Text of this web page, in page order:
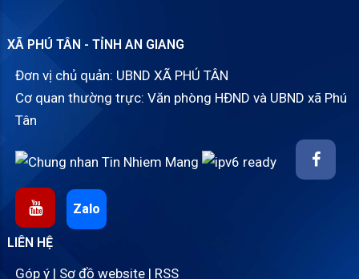
XÃ PHÚ TÂN - TỈNH AN GIANG
Đơn vị chủ quản: UBND XÃ PHÚ TÂN
Cơ quan thường trực: Văn phòng HĐND và UBND xã Phú
Tân
Zalo
LIÊN HỆ
Góp ý | Sơ đồ website | RSS